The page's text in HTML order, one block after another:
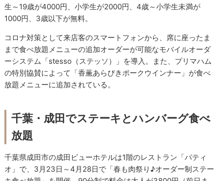
生～19歳が4000円、小学生が2000円、4歳～小学生未満が
1000円、3歳以下が無料。
コロナ対策として来店客のスマートフォンから、席に座ったま
まで食べ放題メニューの追加オーダーが可能なモバイルオーダ
ーシステム「stesso（ステッソ）」を導入。また、プリマハム
の特別協賛によって「香薫あらびきポークウインナー」が食べ
放題メニューに追加されている。
千葉・成田でステーキとハンバーグ食べ
放題
千葉県成田市の成田ビューホテルは1階のレストラン「パティ
オ」で、3月23日～4月28日で「春も肉祭り♪オーダー制ステー